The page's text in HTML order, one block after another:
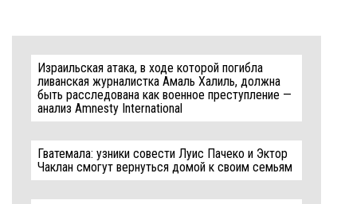
Израильская атака, в ходе которой погибла
ливанская журналистка Амаль Халиль, должна
быть расследована как военное преступление —
анализ Amnesty International
Гватемала: узники совести Луис Пачеко и Эктор
Чаклан смогут вернуться домой к своим семьям